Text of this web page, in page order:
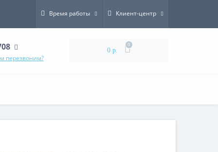
Время работы Клиент-центр
перезвоним?
0 р.
0